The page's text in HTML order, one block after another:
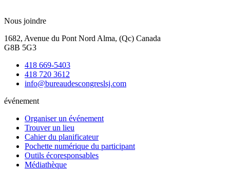
Nous joindre
1682, Avenue du Pont Nord Alma, (Qc) Canada
G8B 5G3
418 669-5403
418 720 3612
info@bureaudescongreslsj.com
événement
Organiser un événement
Trouver un lieu
Cahier du planificateur
Pochette numérique du participant
Outils écoresponsables
Médiathèque